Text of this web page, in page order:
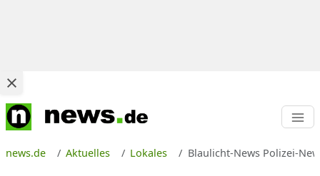
news.de Aktuelles Lokales Blaulicht-News Polizei-